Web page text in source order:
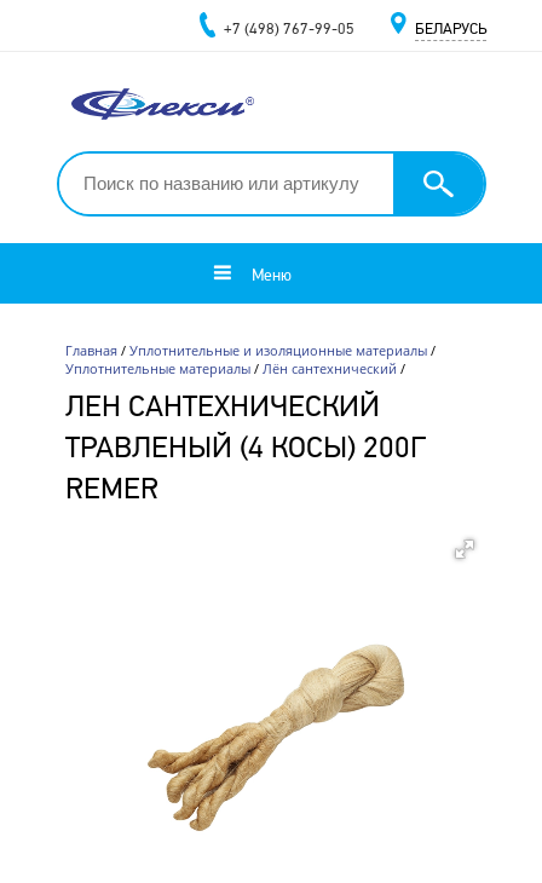
+7 (498) 767-99-05 БЕЛАРУСЬ
Меню
Главная/ Уплотнительные и изоляционные материалы/
Уплотнительные материалы/ Лён сантехнический /
ЛЕН САНТЕХНИЧЕСКИЙ
ТРАВЛЕНЫЙ (4 КОСЫ) 200Г
REMER